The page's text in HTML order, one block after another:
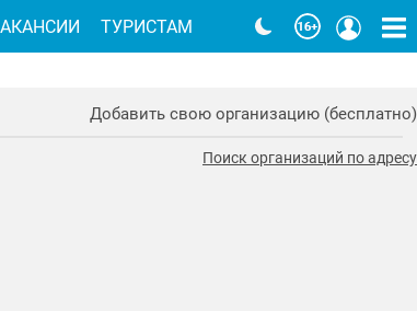
Добавить свою организацию (бесплатно)
Поиск организаций по адресу
ТУРИСТАМ